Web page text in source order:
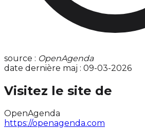
source : OpenAgenda
date dernière maj : 09-03-2026
Visitez le site de
OpenAgenda
https://openagenda.com